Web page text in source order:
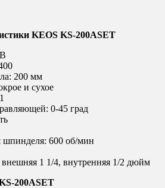
KEOS KS-200ASET
200 мм
и сухое
1
0-45 град
шпинделя: 600 об/мин
внешняя 1 1/4, внутренняя 1/2 дюйм
200ASET